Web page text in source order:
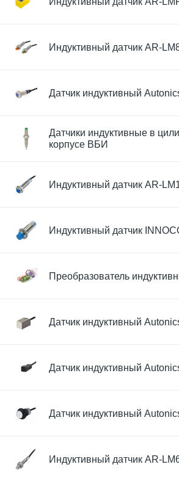
Индуктивный датчик AR-
Датчик индуктивный
Датчики индуктивные в
корпусе ВБИ
Индуктивный датчик AR-
Индуктивный датчик
Преобразователь
Датчик индуктивный
Датчик индуктивный
Датчик индуктивный
Индуктивный датчик AR-